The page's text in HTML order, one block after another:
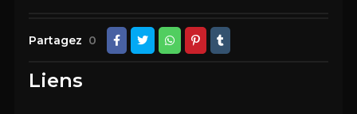
Partagez 0
Liens